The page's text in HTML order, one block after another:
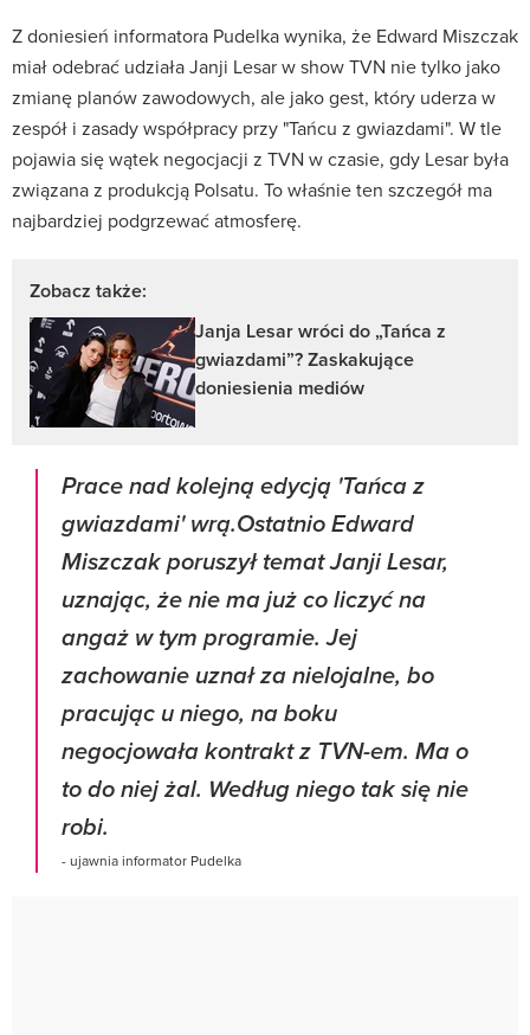
Z doniesień informatora Pudelka wynika, że Edward Miszczak
miał odebrać udziała Janji Lesar w show TVN nie tylko jako
zmianę planów zawodowych, ale jako gest, który uderza w
zespół i zasady współpracy przy "Tańcu z gwiazdami". W tle
pojawia się wątek negocjacji z TVN w czasie, gdy Lesar była
związana z produkcją Polsatu. To właśnie ten szczegół ma
najbardziej podgrzewać atmosferę.
Zobacz także:
Janja Lesar wróci do „Tańca z
gwiazdami”? Zaskakujące
doniesienia mediów
Prace nad kolejną edycją 'Tańca z
gwiazdami' wrą.Ostatnio Edward
Miszczak poruszył temat Janji Lesar,
uznając, że nie ma już co liczyć na
angaż w tym programie. Jej
zachowanie uznał za nielojalne, bo
pracując u niego, na boku
negocjowała kontrakt z TVN-em. Ma o
to do niej żal. Według niego tak się nie
robi.
- ujawnia informator Pudelka